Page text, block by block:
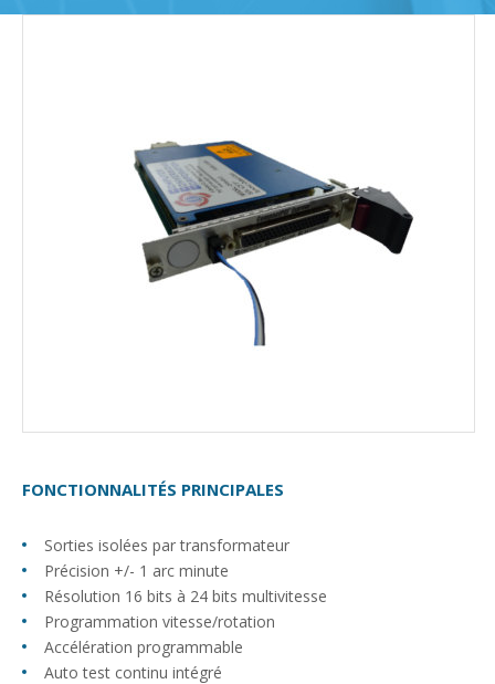
FONCTIONNALITÉS PRINCIPALES
Sorties isolées par transformateur
Précision +/- 1 arc minute
Résolution 16 bits à 24 bits multivitesse
Programmation vitesse/rotation
Accélération programmable
Auto test continu intégré